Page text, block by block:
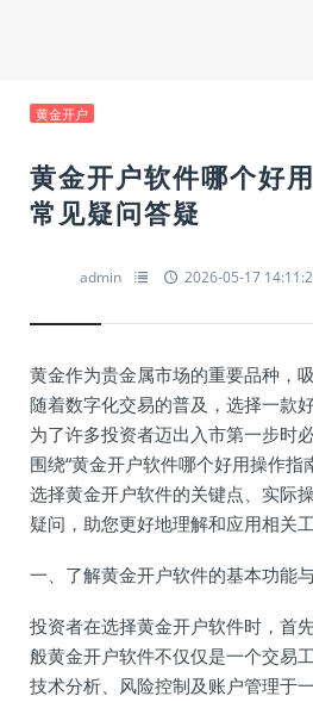
黄金开户
黄金开户软件哪个好
常见疑问答疑
admin 2026-05-17
黄金作为贵金属市场的重要品种，
随着数字化交易的普及，选择一款
为了许多投资者迈出入市第一步时
围绕“黄金开户软件哪个好用操作指
选择黄金开户软件的关键点、实际
疑问，助您更好地理解和应用相关工
一、了解黄金开户软件的基本功能
投资者在选择黄金开户软件时，首
般黄金开户软件不仅仅是一个交易
技术分析、风险控制及账户管理于